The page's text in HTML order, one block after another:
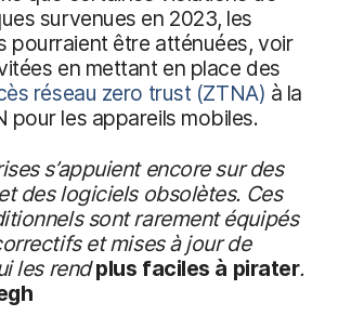
survenues en 2023, les
pourraient être atténuées, voir
en mettant en place des
réseau zero trust (ZTNA) à la
pour les appareils mobiles.
s’appuient encore sur des
des logiciels obsolètes. Ces
sont rarement équipés
et mises à jour de
les rendplus faciles à pirater.